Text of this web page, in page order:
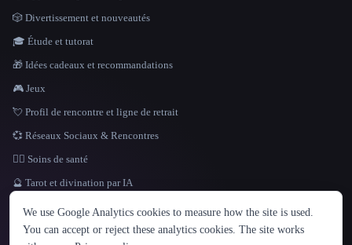
LANGUE
English español Français Русский 简体中文
Hindi
🎲 Divertissement et nouveautés
🎓 Étude et tutorat
🎁 Idées cadeaux et recommandations
🎮 Jeux
💘 Profil de rencontre et ligne de retrait
💞 Réseaux Sociaux & Rencontres
👩‍⚕️ Soins de santé
🔮 Tarot et divination par IA
We use Google Analytics cookies to measure how the site is used.
You can accept or reject these analytics cookies. The site works